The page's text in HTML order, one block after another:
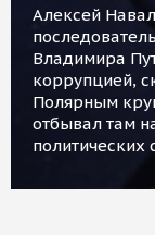
Алексей
Владимира
коррупцией,
Полярным
отбывал там
политических